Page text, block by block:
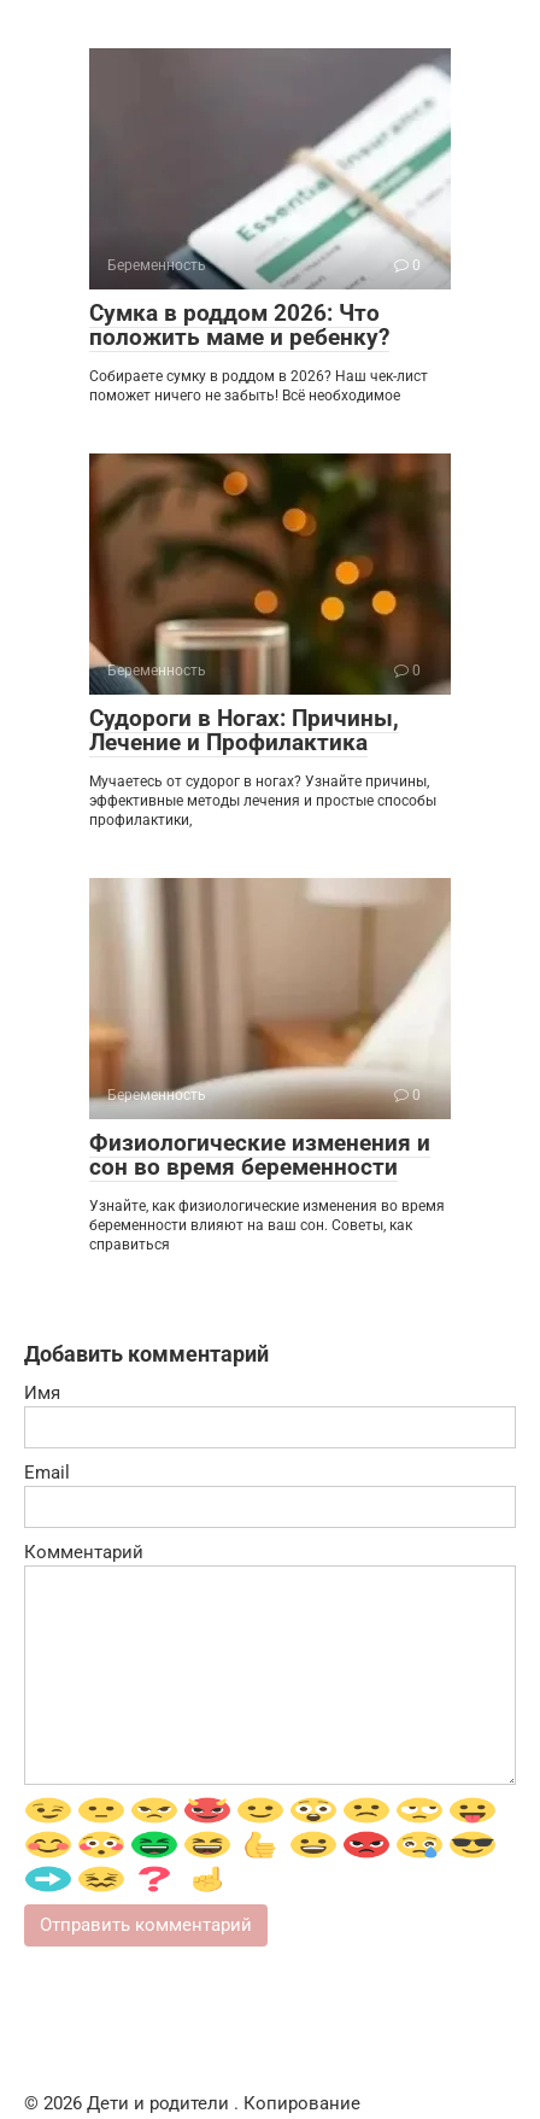
Беременность 0
Сумка в роддом 2026: Что
положить маме и ребенку?
Собираете сумку в роддом в 2026? Наш чек-лист
поможет ничего не забыть! Всё необходимое
Беременность 0
Судороги в Ногах: Причины,
Лечение и Профилактика
Мучаетесь от судорог в ногах? Узнайте причины,
эффективные методы лечения и простые способы
профилактики,
Беременность 0
Физиологические изменения и
сон во время беременности
Узнайте, как физиологические изменения во время
беременности влияют на ваш сон. Советы, как
справиться
Добавить комментарий
Имя
Email
Комментарий
© 2026 Дети и родители . Копирование